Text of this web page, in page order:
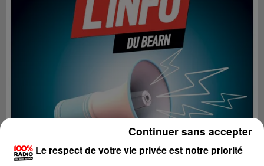
Le respect de votre vie privée est notre priorité
Continuer sans accepter